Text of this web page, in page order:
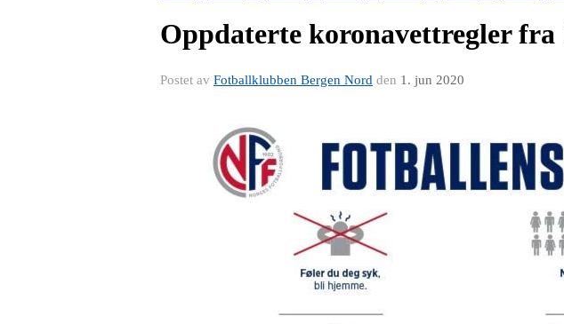
Oppdaterte koronavettregler fra
Postet av Fotballklubben Bergen Nord den 1. jun 2020